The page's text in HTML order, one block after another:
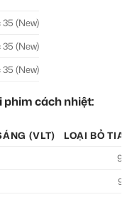
(New)
(New)
(New)
phim cách nhiệt:
(VLT)
LOẠI BỎ TIA